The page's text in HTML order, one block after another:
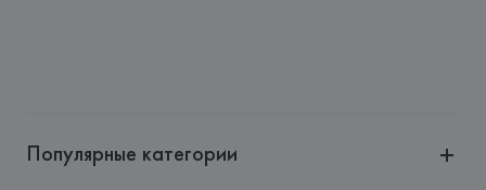
Популярные категории